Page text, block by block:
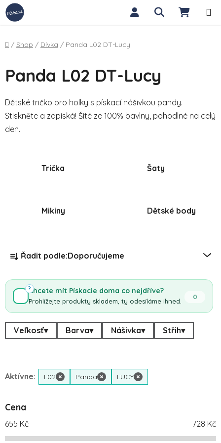
Přejít na obsah Hledat
Domů
/ Shop / Dívka / Panda L02 DT-Lucy
Panda L02 DT-Lucy
Dětské tričko pro holky s pískací nášivkou pandy.
Stiskněte a zapíská! Šité ze 100% bavlny, pohodlné na celý
den.
Trička Šaty
Mikiny Dětské body
Řazení produktů
Řadit podle:Doporučujeme
Chcete mít Pískacie doma co nejdříve?
Prohlížejte produkty skladem, ty odesíláme ihned.
0
?
Veľkosť▾ Barva▾ Nášivka▾ Střih▾
Aktívne: L02 × Panda × LUCY ×
Cena
655 Kč 728 Kč